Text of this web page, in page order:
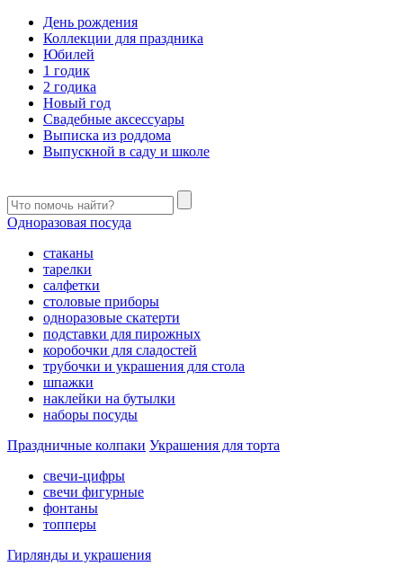
День рождения
Коллекции для праздника
Юбилей
1 годик
2 годика
Новый год
Свадебные аксессуары
Выписка из роддома
Выпускной в саду и школе
Одноразовая посуда
стаканы
тарелки
салфетки
столовые приборы
одноразовые скатерти
подставки для пирожных
коробочки для сладостей
трубочки и украшения для стола
шпажки
наклейки на бутылки
наборы посуды
Праздничные колпаки Украшения для торта
свечи-цифры
свечи фигурные
фонтаны
топперы
Гирлянды и украшения